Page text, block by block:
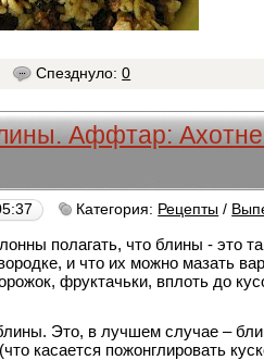
Спезднуло:0
Аффтар:
Категория: Рецепты /
полагать, что блины - это
и что их можно мазать
фруктачьки, вплоть до
Это, в лучшем случае –
касается пожонглировать